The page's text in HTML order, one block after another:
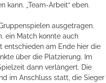
kann. „Team-Arbeit“ eben.
ausgetragen.
ein Match konnte auch
entschieden am Ende hier die
über die Platzierung. Im
dann verlängert. Die
im Anschluss statt, die Sieger